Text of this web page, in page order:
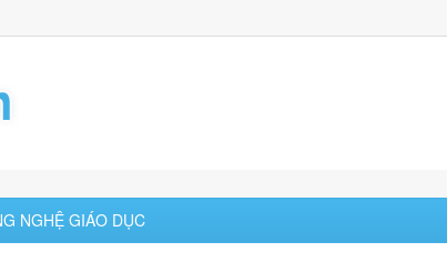
NGHỆ GIÁO DỤC